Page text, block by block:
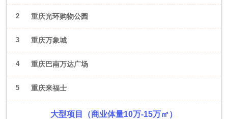
2 重庆光环购物公园
3 重庆万象城
4 重庆巴南万达广场
5 重庆来福士
大型项目（商业体量10万-15万㎡）